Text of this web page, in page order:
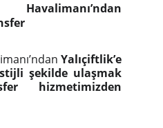
Yalıçiftlik’e
şekilde ulaşmak
hizmetimizden